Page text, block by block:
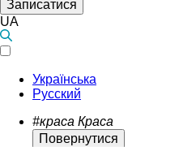
Записатися
UA
Українська
Русский
#краса Краса
Повернутися